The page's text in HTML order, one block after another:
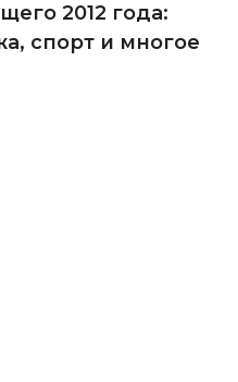
2012 года:
спорт и многое